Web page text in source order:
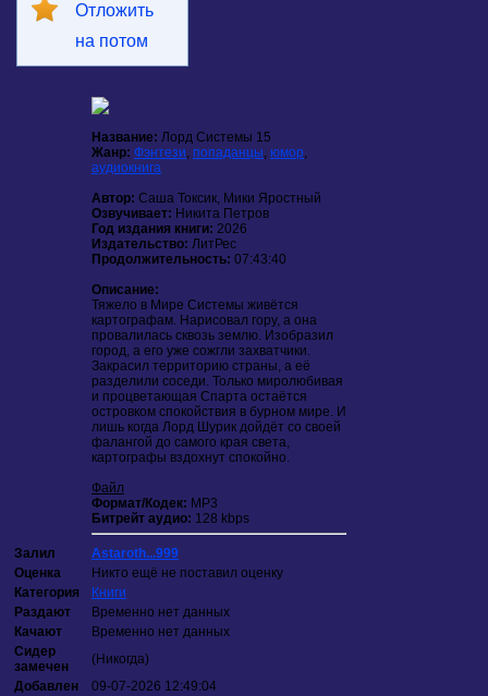
Отложить
на потом
Название: Лорд Системы 15
Жанр: Фэнтези, попаданцы, юмор,
аудиокнига
Автор: Саша Токсик, Мики Яростный
Озвучивает: Никита Петров
Год издания книги: 2026
Издательство: ЛитРес
Продолжительность: 07:43:40
Описание:
Тяжело в Мире Системы живётся
картографам. Нарисовал гору, а она
провалилась сквозь землю. Изобразил
город, а его уже сожгли захватчики.
Закрасил территорию страны, а её
разделили соседи. Только миролюбивая
и процветающая Спарта остаётся
островком спокойствия в бурном мире. И
лишь когда Лорд Шурик дойдёт со своей
фалангой до самого края света,
картографы вздохнут спокойно.
Файл
Формат/Кодек: МР3
Битрейт аудио: 128 kbps
Залил
Astaroth...999
Оценка
Никто ещё не поставил оценку
Категория
Книги
Раздают
Временно нет данных
Качают
Временно нет данных
Сидер
замечен
(Никогда)
Добавлен
09-07-2026 12:49:04